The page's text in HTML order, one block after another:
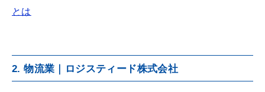
とは
2. 物流業｜ロジスティード株式会社